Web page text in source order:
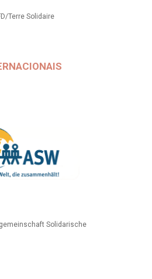
Terre Solidaire
Solidarische